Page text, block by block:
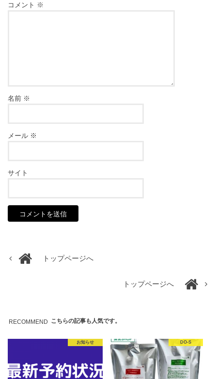
コメント ※
名前 ※
メール ※
サイト
トップページへ
トップページへ
RECOMMEND こちらの記事も人気です。
お知らせ DO-S